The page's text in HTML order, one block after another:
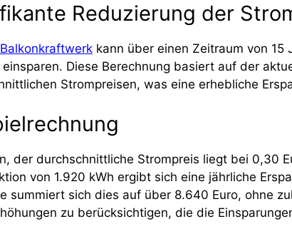
Reduzierung der
kann über einen Zeitraum von 15
Diese Berechnung basiert auf der
Strompreisen, was eine erhebliche
der durchschnittliche Strompreis liegt bei 0,30
von 1.920 kWh ergibt sich eine jährliche
summiert sich dies auf über 8.640 Euro, ohne
zu berücksichtigen, die die